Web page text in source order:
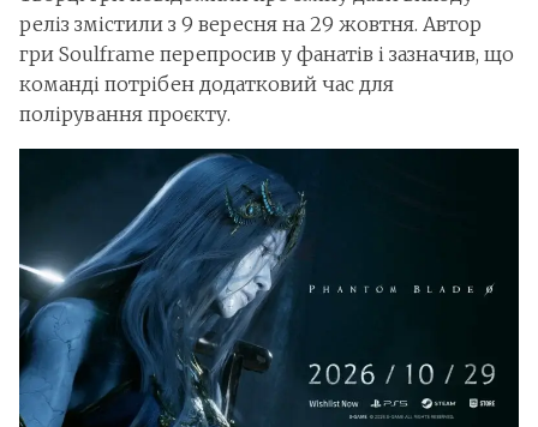
реліз змістили з 9 вересня на 29 жовтня. Автор
гри Soulframe перепросив у фанатів і зазначив, що
команді потрібен додатковий час для
полірування проєкту.